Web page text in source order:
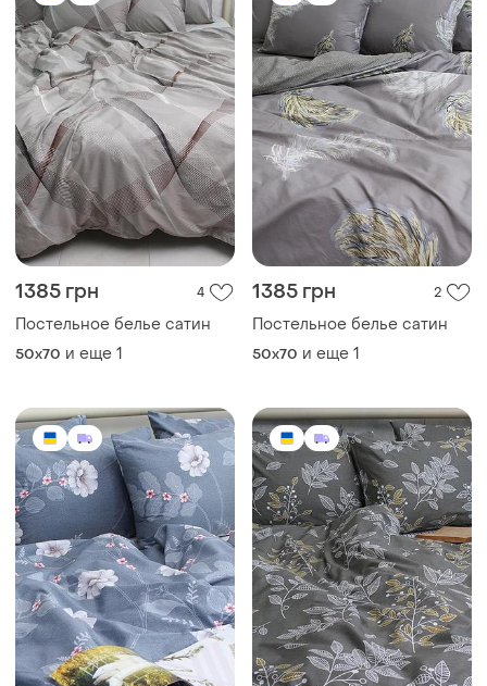
1385 грн 4
Постельное белье сатин
50x70 и еще 1
1385 грн 2
Постельное белье сатин
50x70 и еще 1